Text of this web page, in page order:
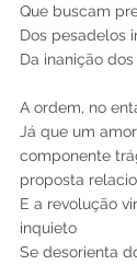
Que buscam
Dos pesadelos
Da inanição
A ordem, no
Já que um
componente
proposta
E a revolução
inquieto
Se desorienta